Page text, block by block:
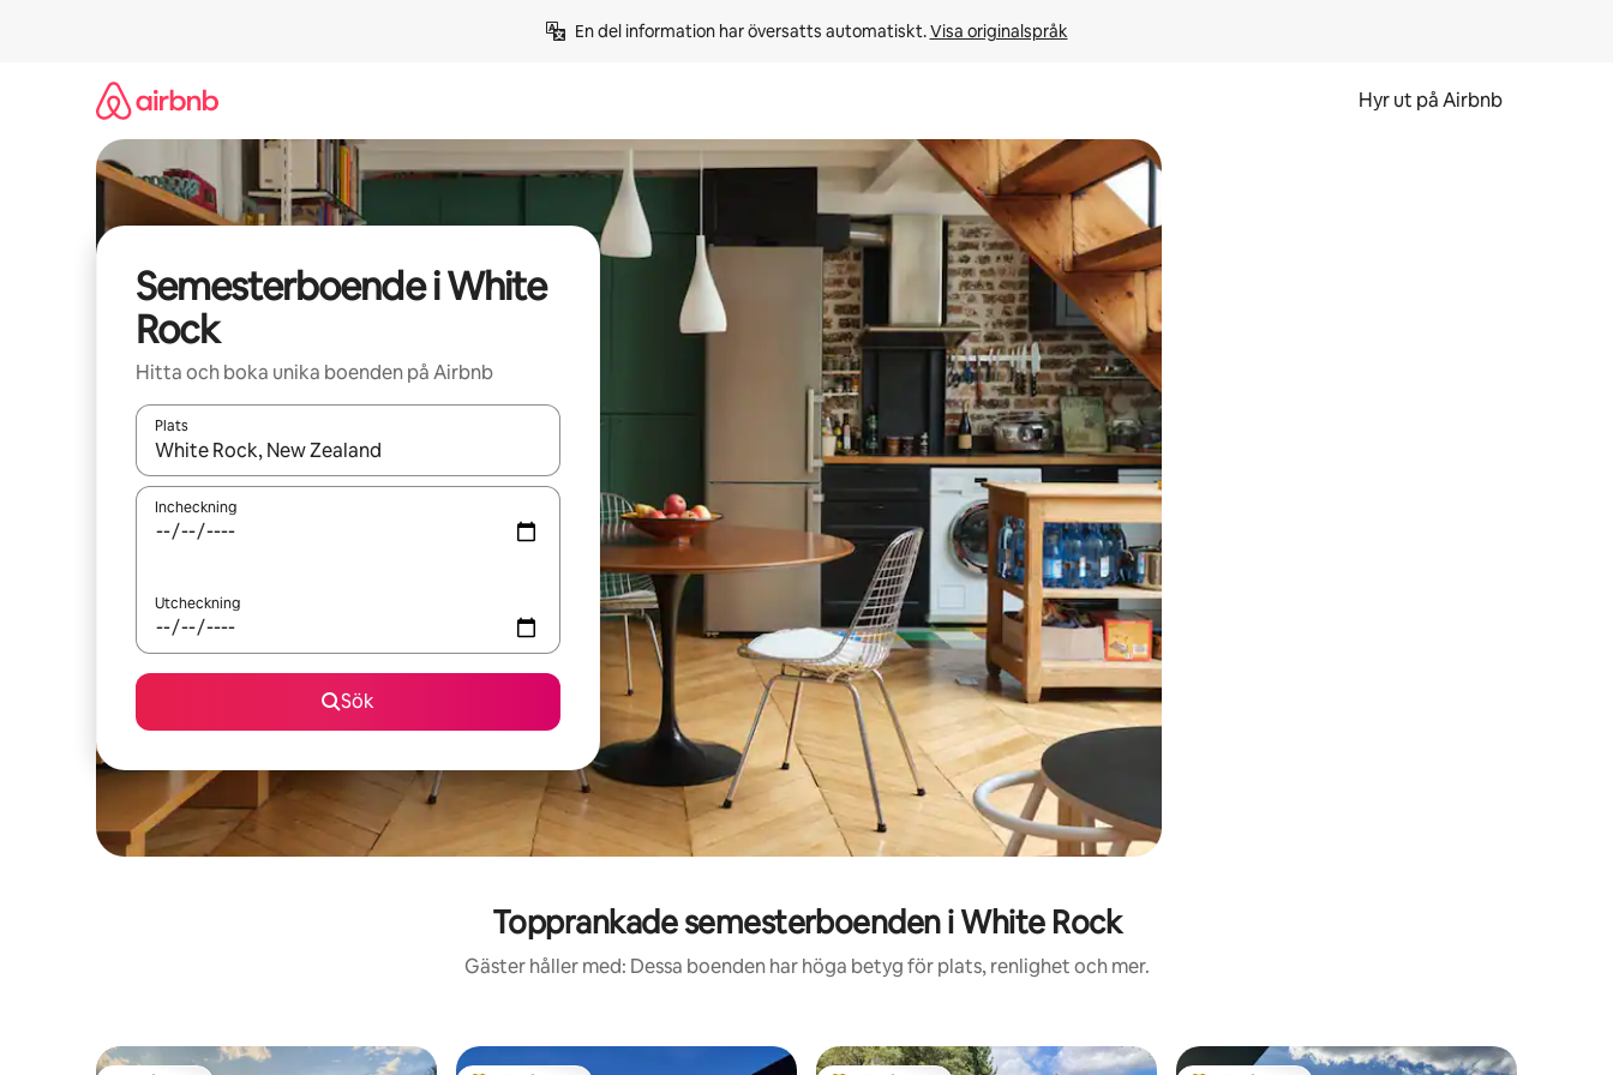
En del information har översatts automatiskt. Visa originalspråk
Hyr ut på Airbnb
Semesterboende i White
Rock
Hitta och boka unika boenden på Airbnb
Plats
När resultaten är tillgängliga kan du navigera med upp- och nedåtpilarna eller utforska genom att trycka eller svepa.
Incheckning
Utcheckning
Sök
Topprankade semesterboenden i White Rock
Gäster håller med: Dessa boenden har höga betyg för plats, renlighet och mer.